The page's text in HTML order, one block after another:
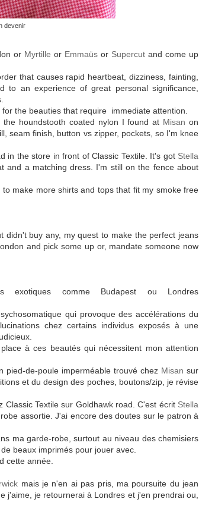
devenir
or Myrtille or Emmaüs or Supercut and come up
that causes rapid heartbeat, dizziness, fainting,
to an experience of great personal significance,
the beauties that require immediate attention.
houndstooth coated nylon I found at Misan on
seam finish, button vs zipper, pockets, so I'm knee
in the store in front of Classic Textile. It's got Stella
and a matching dress. I'm still on the fence about
make more shirts and tops that fit my smoke free
didn't buy any, my quest to make the perfect jeans
and pick some up or, mandate someone now
comme Budapest ou Londres
qui provoque des accélérations du
chez certains individus exposés à une
à ces beautés qui nécessitent mon attention
pied-de-poule imperméable trouvé chez Misan sur
et du design des poches, boutons/zip, je révise
Textile sur Goldhawk road. C'est écrit Stella
assortie. J'ai encore des doutes sur le patron à
ma garde-robe, surtout au niveau des chemisiers
beaux imprimés pour jouer avec.
cette année.
mais je n'en ai pas pris, ma poursuite du jean
j'aime, je retournerai à Londres et j'en prendrai ou,